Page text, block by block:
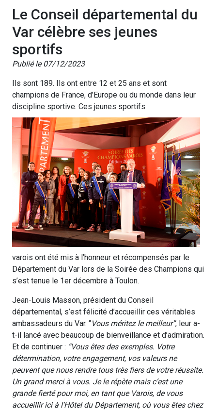
Le Conseil départemental du
Var célèbre ses jeunes
sportifs
Publié le 07/12/2023
Ils sont 189. Ils ont entre 12 et 25 ans et sont
champions de France, d’Europe ou du monde dans leur
discipline sportive. Ces jeunes sportifs
varois ont été mis à l’honneur et récompensés par le
Département du Var lors de la Soirée des Champions qui
s’est tenue le 1er décembre à Toulon.
Jean-Louis Masson, président du Conseil
départemental, s’est félicité d’accueillir ces véritables
ambassadeurs du Var. “Vous méritez le meilleur”, leur a-
t-il lancé avec beaucoup de bienveillance et d’admiration.
Et de continuer : “Vous êtes des exemples. Votre
détermination, votre engagement, vos valeurs ne
peuvent que nous rendre tous très fiers de votre réussite.
Un grand merci à vous. Je le répète mais c’est une
grande fierté pour moi, en tant que Varois, de vous
accueillir ici à l’Hôtel du Département, où vous êtes chez